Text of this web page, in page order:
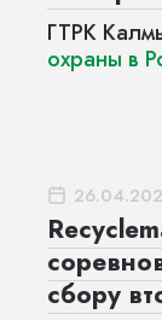
ГТРК
охраны в
сбору